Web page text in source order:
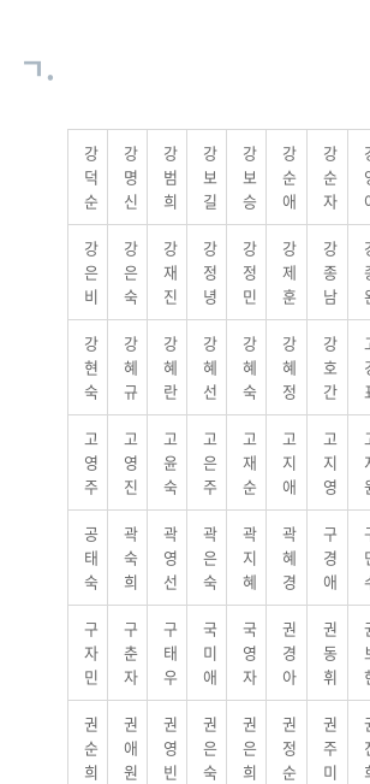
ㄱ.
강
덕
순
강
명
신
강
범
희
강
보
길
강
보
승
강
순
애
강
순
자
강
은
비
강
은
숙
강
재
진
강
정
녕
강
정
민
강
제
훈
강
종
남
강
현
숙
강
혜
규
강
혜
란
강
혜
선
강
혜
숙
강
혜
정
강
호
간
고
영
주
고
영
진
고
윤
숙
고
은
주
고
재
순
고
지
애
고
지
영
공
태
숙
곽
숙
희
곽
영
선
곽
은
숙
곽
지
혜
곽
혜
경
구
경
애
구
자
민
구
춘
자
구
태
우
국
미
애
국
영
자
권
경
아
권
동
휘
권
순
희
권
애
원
권
영
빈
권
은
숙
권
은
희
권
정
순
권
주
미